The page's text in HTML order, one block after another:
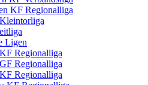
KF Regionalliga
Ligen
Regionalliga
Regionalliga
Regionalliga